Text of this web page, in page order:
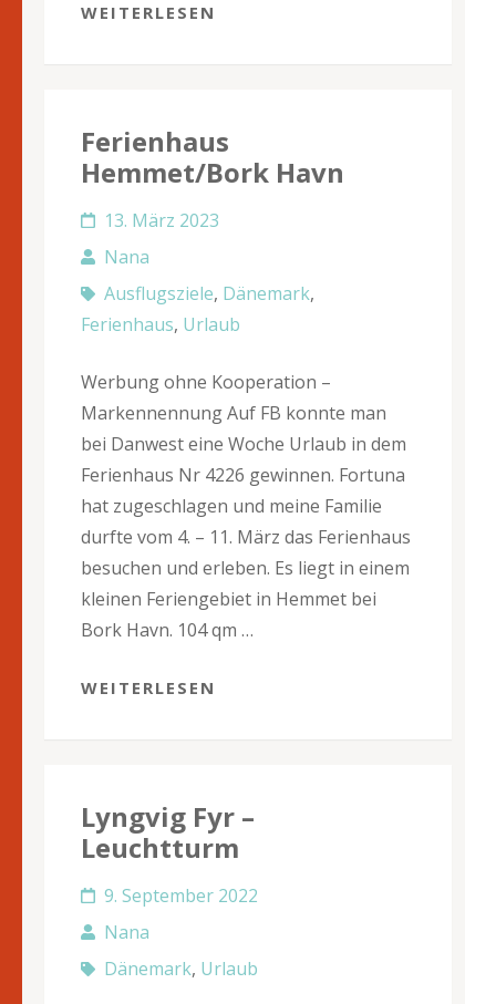
WEITERLESEN
Ferienhaus
Hemmet/Bork Havn
13. März 2023
Nana
Ausflugsziele, Dänemark,
Ferienhaus, Urlaub
Werbung ohne Kooperation –
Markennennung Auf FB konnte man
bei Danwest eine Woche Urlaub in dem
Ferienhaus Nr 4226 gewinnen. Fortuna
hat zugeschlagen und meine Familie
durfte vom 4. – 11. März das Ferienhaus
besuchen und erleben. Es liegt in einem
kleinen Feriengebiet in Hemmet bei
Bork Havn. 104 qm …
WEITERLESEN
Lyngvig Fyr –
Leuchtturm
9. September 2022
Nana
Dänemark, Urlaub